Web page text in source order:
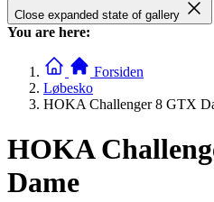
Close expanded state of gallery
You are here:
Forsiden
Løbesko
HOKA Challenger 8 GTX
HOKA
Dame